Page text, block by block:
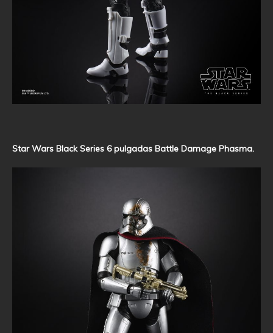
Star Wars Black Series 6 pulgadas Battle Damage Phasma.